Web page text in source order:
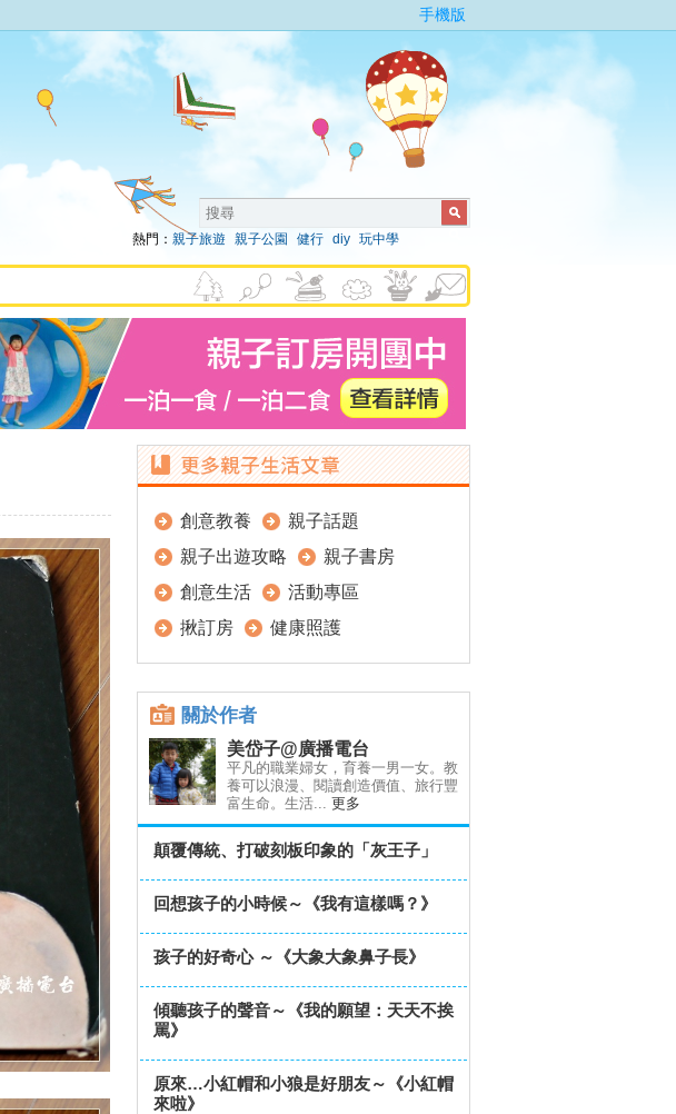
手機版
熱門： 親子旅遊 親子公園 健行 diy 玩中學
創意教養
親子話題
親子出遊攻略
親子書房
創意生活
活動專區
揪訂房
健康照護
關於作者
美岱子@廣播電台
平凡的職業婦女，育養一男一女。教
養可以浪漫、閱讀創造價值、旅行豐
富生命。生活... 更多
顛覆傳統、打破刻板印象的「灰王子」
回想孩子的小時候～《我有這樣嗎？》
孩子的好奇心 ～《大象大象鼻子長》
傾聽孩子的聲音～《我的願望：天天不挨
罵》
原來…小紅帽和小狼是好朋友～《小紅帽
來啦》